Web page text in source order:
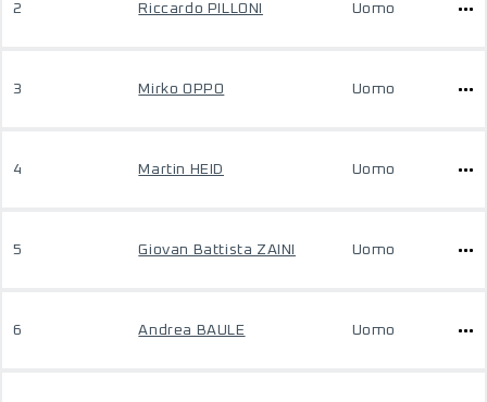
2 Riccardo PILLONI Uomo
3 Mirko OPPO Uomo
4 Martin HEID Uomo
5 Giovan Battista ZAINI Uomo
6 Andrea BAULE Uomo